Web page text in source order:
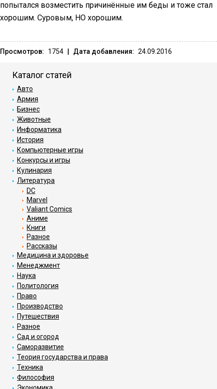
попытался возместить причинённые им беды и тоже стал
хорошим. Суровым, НО хорошим.
Просмотров: 1754 Дата добавления: 24.09.2016
Каталог статей
Авто
Армия
Бизнес
Животные
Информатика
История
Компьютерные игры
Конкурсы и игры
Кулинария
Литература
DC
Marvel
Valiant Comics
Аниме
Книги
Разное
Рассказы
Медицина и здоровье
Менеджмент
Наука
Политология
Право
Производство
Путешествия
Разное
Сад и огород
Саморазвитие
Теория государства и права
Техника
Философия